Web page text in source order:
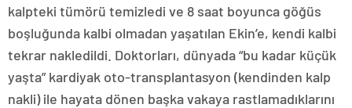
kalpteki tümörü temizledi ve 8 saat boyunca göğüs
boşluğunda kalbi olmadan yaşatılan Ekin’e, kendi kalbi
tekrar nakledildi. Doktorları, dünyada “bu kadar küçük
yaşta” kardiyak oto-transplantasyon (kendinden kalp
nakli) ile hayata dönen başka vakaya rastlamadıklarını